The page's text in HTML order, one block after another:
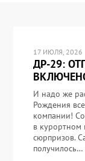
17 ИЮЛЯ, 2026
ДР-29:
И надо же
Рождения
компании!
в курортном
сюрпризов.
получилось…